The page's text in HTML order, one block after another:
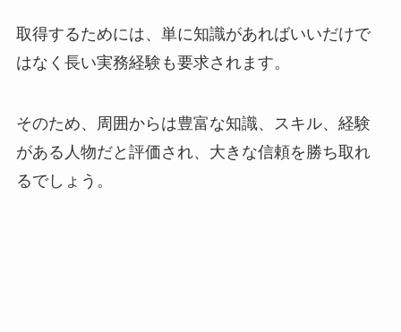
取得するためには、単に知識があればいいだけで
はなく長い実務経験も要求されます。
そのため、周囲からは豊富な知識、スキル、経験
がある人物だと評価され、大きな信頼を勝ち取れ
るでしょう。